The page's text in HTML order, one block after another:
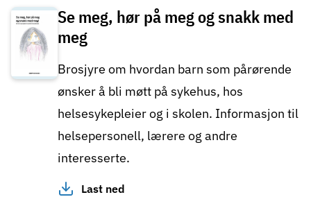
Se meg, hør på meg og snakk med
meg
Brosjyre om hvordan barn som pårørende
ønsker å bli møtt på sykehus, hos
helsesykepleier og i skolen. Informasjon til
helsepersonell, lærere og andre
interesserte.
Last ned